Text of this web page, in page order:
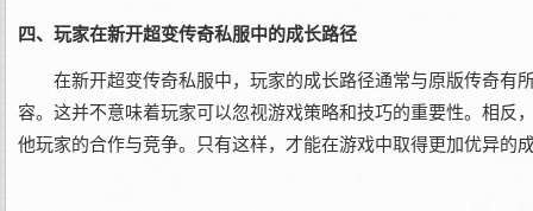
四、玩家在新开超变传奇私服中的成长路径
在新开超变传奇私服中，玩家的成长路径通常与原版传奇有
容。这并不意味着玩家可以忽视游戏策略和技巧的重要性。相反
他玩家的合作与竞争。只有这样，才能在游戏中取得更加优异的